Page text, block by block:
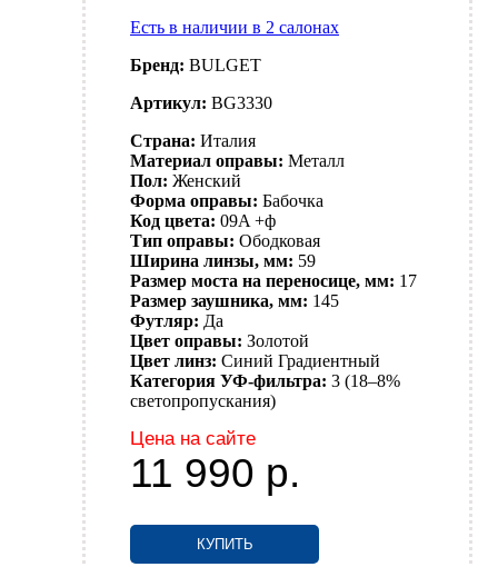
Есть в наличии в 2 салонах
Бренд: BULGET
Артикул: BG3330
Страна: Италия
Материал оправы: Металл
Пол: Женский
Форма оправы: Бабочка
Код цвета: 09A +ф
Тип оправы: Ободковая
Ширина линзы, мм: 59
Размер моста на переносице, мм: 17
Размер заушника, мм: 145
Футляр: Да
Цвет оправы: Золотой
Цвет линз: Синий Градиентный
Категория УФ-фильтра: 3 (18–8%
светопропускания)
Цена на сайте
11 990 р.
КУПИТЬ